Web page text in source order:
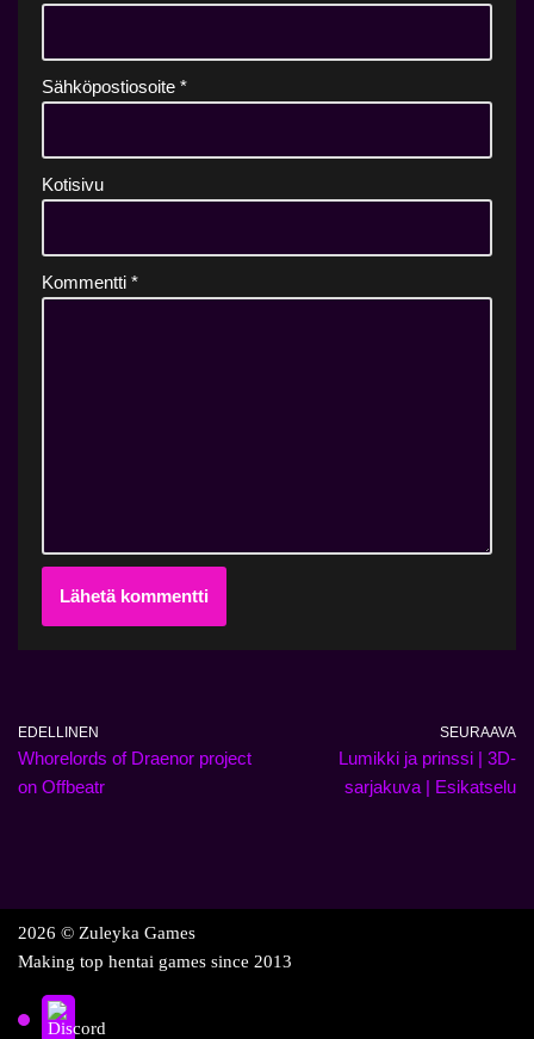
Sähköpostiosoite *
Kotisivu
Kommentti *
EDELLINEN
Whorelords of Draenor project
on Offbeatr
SEURAAVA
Lumikki ja prinssi | 3D-
sarjakuva | Esikatselu
2026 © Zuleyka Games
Making top hentai games since 2013